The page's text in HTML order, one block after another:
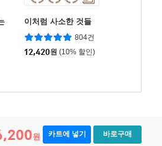
이처럼 사소한 것들
804건
12,420원 (10% 할인)
원 카트에 넣기 바로구매